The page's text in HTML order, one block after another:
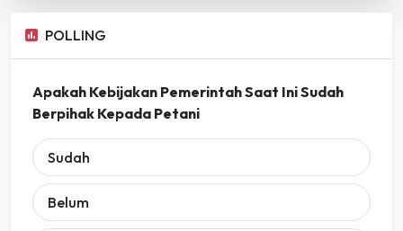
POLLING
Apakah Kebijakan Pemerintah Saat Ini Sudah
Berpihak Kepada Petani
Sudah
Belum